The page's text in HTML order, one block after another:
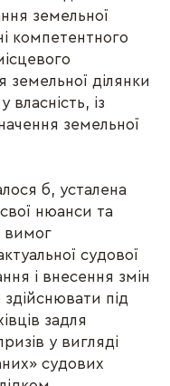
земельної
компетентного
ділянки
із
земельної
б, усталена
нюанси та
вимог
судової
і внесення змін
під
задля
у вигляді
судових